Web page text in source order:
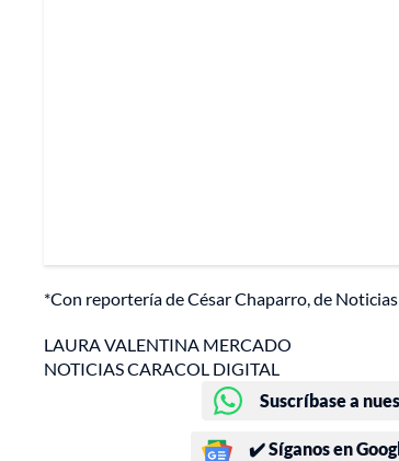
*Con reportería de César Chaparro, de
LAURA VALENTINA MERCADO
NOTICIAS CARACOL DIGITAL
Suscríbase a
✔️ Síganos en